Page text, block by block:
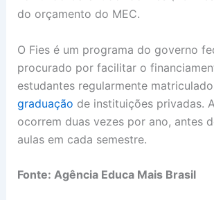
do orçamento do MEC.
O Fies é um programa do governo
procurado por facilitar o
estudantes regularmente
graduação de instituições privadas.
ocorrem duas vezes por ano, antes
aulas em cada semestre.
Fonte: Agência Educa Mais Brasil